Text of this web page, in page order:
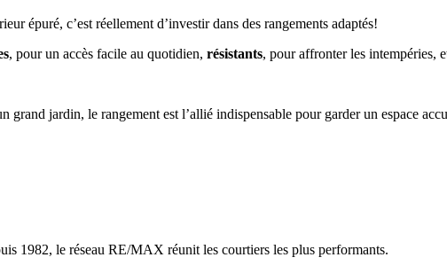
épuré, c’est réellement d’investir dans des rangements adaptés!
, pour un accès facile au quotidien, résistants, pour affronter les intempéries,
grand jardin, le rangement est l’allié indispensable pour garder un espace
1982, le réseau RE/MAX réunit les courtiers les plus performants.